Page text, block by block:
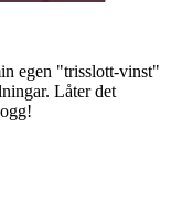
egen "trisslott-vinst"
Låter det